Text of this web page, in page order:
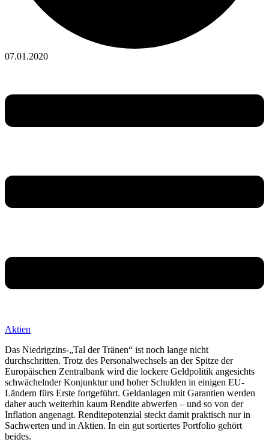
07.01.2020
Aktien
Das Niedrigzins-„Tal der Tränen“ ist noch lange nicht
durchschritten. Trotz des Personalwechsels an der Spitze der
Europäischen Zentralbank wird die lockere Geldpolitik angesichts
schwächelnder Konjunktur und hoher Schulden in einigen EU-
Ländern fürs Erste fortgeführt. Geldanlagen mit Garantien werden
daher auch weiterhin kaum Rendite abwerfen – und so von der
Inflation angenagt. Renditepotenzial steckt damit praktisch nur in
Sachwerten und in Aktien. In ein gut sortiertes Portfolio gehört
beides.